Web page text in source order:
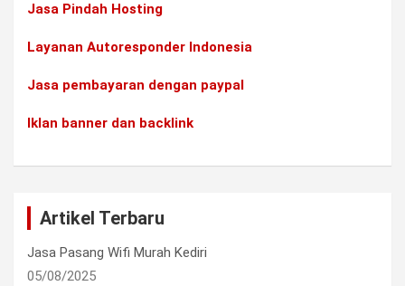
Jasa Pindah Hosting
Layanan Autoresponder Indonesia
Jasa pembayaran dengan paypal
Iklan banner dan backlink
Artikel Terbaru
Jasa Pasang Wifi Murah Kediri
05/08/2025